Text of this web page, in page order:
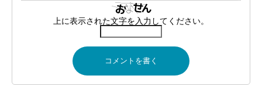
上に表示された文字を入力してください。